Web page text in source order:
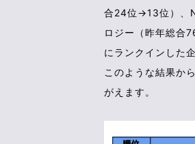
合24位→13位）、
ロジー（昨年総合
にランクインした
このような結果か
がえます。